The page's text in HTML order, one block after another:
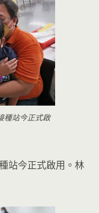
種站今正式啟
站今正式啟用。林